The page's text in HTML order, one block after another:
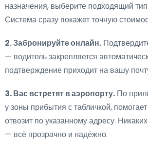
назначения, выберите подходящий
Система сразу покажет точную
2. Забронируйте онлайн.
— водитель закрепляется
подтверждение приходит на вашу
3. Вас встретят в аэропорту. По
у зоны прибытия с табличкой,
отвозит по указанному адресу.
— всё прозрачно и надёжно.